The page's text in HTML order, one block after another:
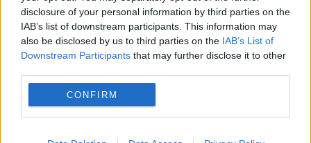
disclosure of your personal information by third parties on the
IAB’s list of downstream participants. This information may
also be disclosed by us to third parties on the IAB’s List of
Downstream Participants that may further disclose it to other
CONFIRM
SOCIAL
Arde Palatul Vrăjitoarelor. Flăcări violente în